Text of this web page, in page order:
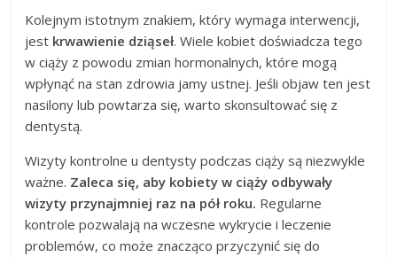
Kolejnym istotnym znakiem, który wymaga interwencji,
jest krwawienie dziąseł. Wiele kobiet doświadcza tego
w ciąży z powodu zmian hormonalnych, które mogą
wpłynąć na stan zdrowia jamy ustnej. Jeśli objaw ten jest
nasilony lub powtarza się, warto skonsultować się z
dentystą.
Wizyty kontrolne u dentysty podczas ciąży są niezwykle
ważne. Zaleca się, aby kobiety w ciąży odbywały
wizyty przynajmniej raz na pół roku. Regularne
kontrole pozwalają na wczesne wykrycie i leczenie
problemów, co może znacząco przyczynić się do